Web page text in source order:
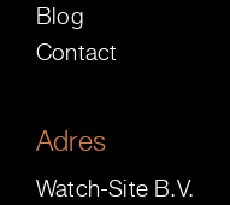
Blog
Contact
Adres
Watch-Site B.V.